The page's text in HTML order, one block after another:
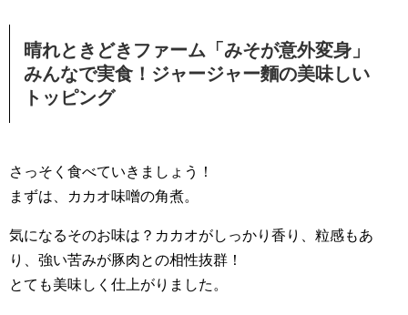
晴れときどきファーム「みそが意外変身」
みんなで実食！ジャージャー麵の美味しい
トッピング
さっそく食べていきましょう！
まずは、カカオ味噌の角煮。
気になるそのお味は？カカオがしっかり香り、粒感もあ
り、強い苦みが豚肉との相性抜群！
とても美味しく仕上がりました。